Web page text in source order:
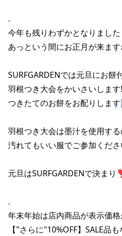
ムラサキスポー
.
今年も残りわずかとなりました
あっという間にお正月が来ま
SURFGARDENでは元旦にお餅
羽根つき大会をかいさいします
つきたてのお餅をお配りしま
羽根つき大会は墨汁を使用す
汚れてもいい服でご参加くださ
元旦はSURFGARDENで決ま
.
年末年始は店内商品が表示価格
【"さらに"10%OFF】SALE品